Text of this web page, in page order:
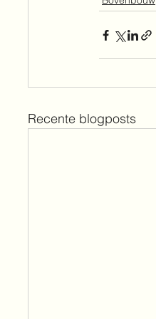
Recente blogposts